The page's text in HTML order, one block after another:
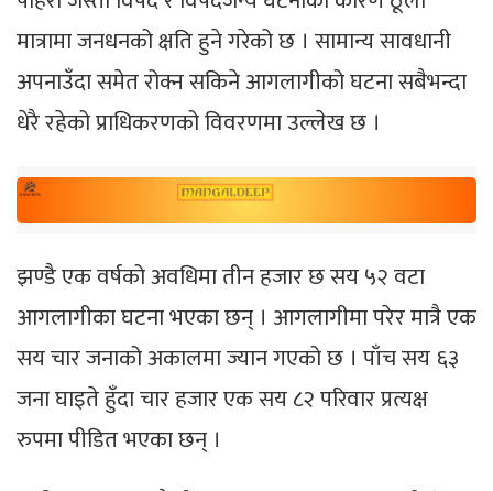
मात्रामा जनधनको क्षति हुने गरेको छ । सामान्य सावधानी
अपनाउँदा समेत रोक्न सकिने आगलागीको घटना सबैभन्दा
धेरै रहेको प्राधिकरणको विवरणमा उल्लेख छ ।
झण्डै एक वर्षको अवधिमा तीन हजार छ सय ५२ वटा
आगलागीका घटना भएका छन् । आगलागीमा परेर मात्रै एक
सय चार जनाको अकालमा ज्यान गएको छ । पाँच सय ६३
जना घाइते हुँदा चार हजार एक सय ८२ परिवार प्रत्यक्ष
रुपमा पीडित भएका छन् ।